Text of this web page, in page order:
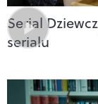
Serial
serialu